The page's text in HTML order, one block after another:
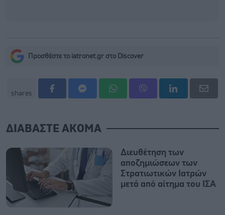
Προσθέστε το iatronet.gr στο Discover
shares
ΔΙΑΒΑΣΤΕ ΑΚΟΜΑ
Διευθέτηση των
αποζημιώσεων των
Στρατιωτικών Ιατρών
μετά από αίτημα του ΙΣΑ